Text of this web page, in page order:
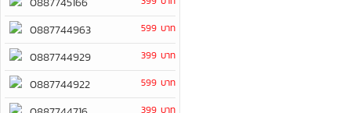
0887744963 599 บาท
0887744929 399 บาท
0887744922 599 บาท
399 บาท